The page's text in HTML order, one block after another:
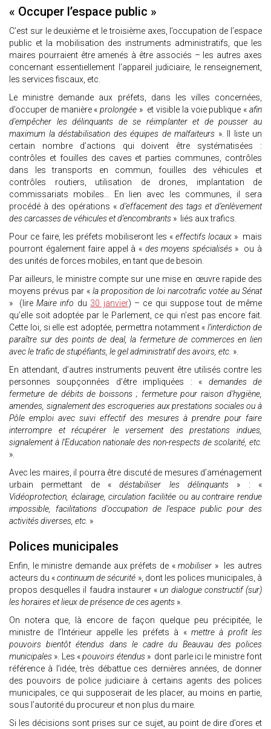
« Occuper l’espace public »
C’est sur le deuxième et le troisième axes, l’occupation de l’espace
public et la mobilisation des instruments administratifs, que les
maires pourraient être amenés à être associés – les autres axes
concernant essentiellement l’appareil judiciaire, le renseignement,
les services fiscaux, etc.
Le ministre demande aux préfets, dans les villes concernées,
d’occuper de manière «prolongée » et visible la voie publique «afin
d'empêcher les délinquants de se réimplanter et de pousser au
maximum la déstabilisation des équipes de malfaiteurs ». Il liste un
certain nombre d’actions qui doivent être systématisées :
contrôles et fouilles des caves et parties communes, contrôles
dans les transports en commun, fouilles des véhicules et
contrôles routiers, utilisation de drones, implantation de
commissariats mobiles… En lien avec les communes, il sera
procédé à des opérations « d’effacement des tags et d’enlèvement
des carcasses de véhicules et d’encombrants » liés aux trafics.
Pour ce faire, les préfets mobiliseront les « effectifs locaux » mais
pourront également faire appel à « des moyens spécialisés» ou à
des unités de forces mobiles, en tant que de besoin.
Par ailleurs, le ministre compte sur une mise en œuvre rapide des
moyens prévus par « la proposition de loi narcotrafic votée au Sénat
» (lireMaire info du 30 janvier) – ce qui suppose tout de même
qu’elle soit adoptée par le Parlement, ce qui n’est pas encore fait.
Cette loi, si elle est adoptée, permettra notamment «l’interdiction de
paraître sur des points de deal, la fermeture de commerces en lien
avec le trafic de stupéfiants, le gel administratif des avoirs, etc. ».
En attendant, d’autres instruments peuvent être utilisés contre les
personnes soupçonnées d’être impliquées : « demandes de
fermeture de débits de boissons ; fermeture pour raison d'hygiène,
amendes, signalement des escroqueries aux prestations sociales ou à
Pôle emploi avec suivi effectif des mesures à prendre pour faire
interrompre et récupérer le versement des prestations indues,
signalement à l'Education nationale des non-respects de scolarité, etc.
».
Avec les maires, il pourra être discuté de mesures d’aménagement
urbain permettant de « déstabiliser les délinquants » : «
Vidéoprotection, éclairage, circulation facilitée ou au contraire rendue
impossible, facilitations d'occupation de l'espace public pour des
activités diverses, etc. »
Polices municipales
Enfin, le ministre demande aux préfets de «mobiliser » les autres
acteurs du «continuum de sécurité », dont les polices municipales, à
propos desquelles il faudra instaurer «un dialogue constructif (sur)
les horaires et lieux de présence de ces agents ».
On notera que, là encore de façon quelque peu précipitée, le
ministre de l’Intérieur appelle les préfets à «mettre à profit les
pouvoirs bientôt étendus dans le cadre du Beauvau des polices
municipales ». Les «pouvoirs étendus» dont parle ici le ministre font
référence à l’idée, très débattue ces dernières années, de donner
des pouvoirs de police judiciaire à certains agents des polices
municipales, ce qui supposerait de les placer, au moins en partie,
sous l’autorité du procureur et non plus du maire.
Si les décisions sont prises sur ce sujet, au point de dire d’ores et